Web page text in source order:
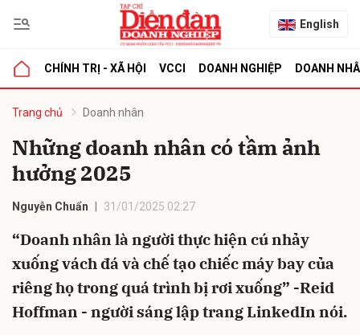
English
CHÍNH TRỊ - XÃ HỘI VCCI DOANH NGHIỆP DOANH
Trang chủ Doanh nhân
Những doanh nhân có tầm ảnh
hưởng 2025
Nguyễn Chuẩn 31/01/2025 02:27
“Doanh nhân là người thực hiện cú nhảy
xuống vách đá và chế tạo chiếc máy bay của
riêng họ trong quá trình bị rơi xuống” -Reid
Hoffman - người sáng lập trang LinkedIn nói.
luận
Hủy